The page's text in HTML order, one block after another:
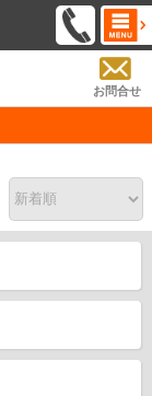
お問合せ